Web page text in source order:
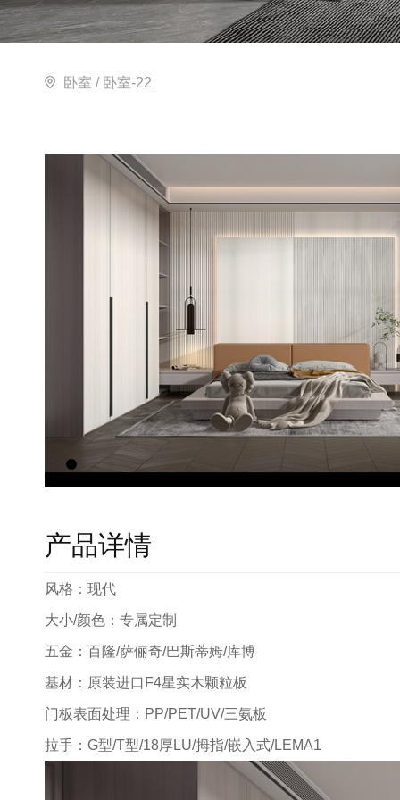
卧室 / 卧室-22
产品详情
风格：现代
大小/颜色：专属定制
五金：百隆/萨俪奇/巴斯蒂姆/库博
基材：原装进口F4星实木颗粒板
门板表面处理：PP/PET/UV/三氨板
拉手：G型/T型/18厚LU/拇指/嵌入式/LEMA1